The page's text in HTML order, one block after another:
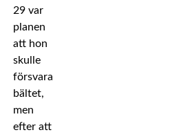
29 var
planen
att hon
skulle
försvara
bältet,
men
efter att